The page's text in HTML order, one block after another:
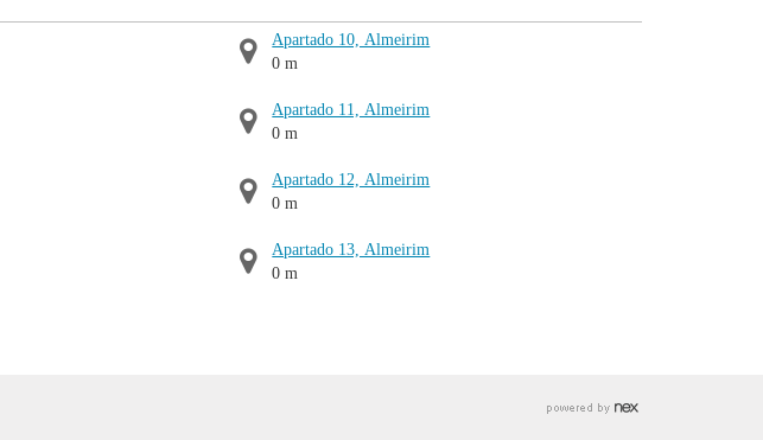
Apartado 10, Almeirim
0 m
Apartado 11, Almeirim
0 m
Apartado 12, Almeirim
0 m
Apartado 13, Almeirim
0 m